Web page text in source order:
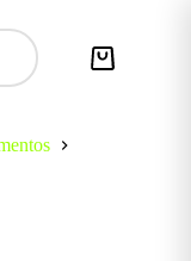
Carro